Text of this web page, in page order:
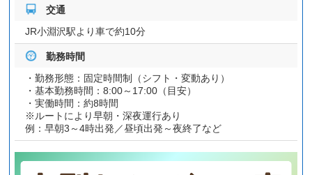
交通
JR小淵沢駅より車で約10分
勤務時間
・勤務形態：固定時間制（シフト・変動あり）
・基本勤務時間：8:00～17:00（目安）
・実働時間：約8時間
※ルートにより早朝・深夜運行あり
例：早朝3～4時出発／昼頃出発～夜終了など